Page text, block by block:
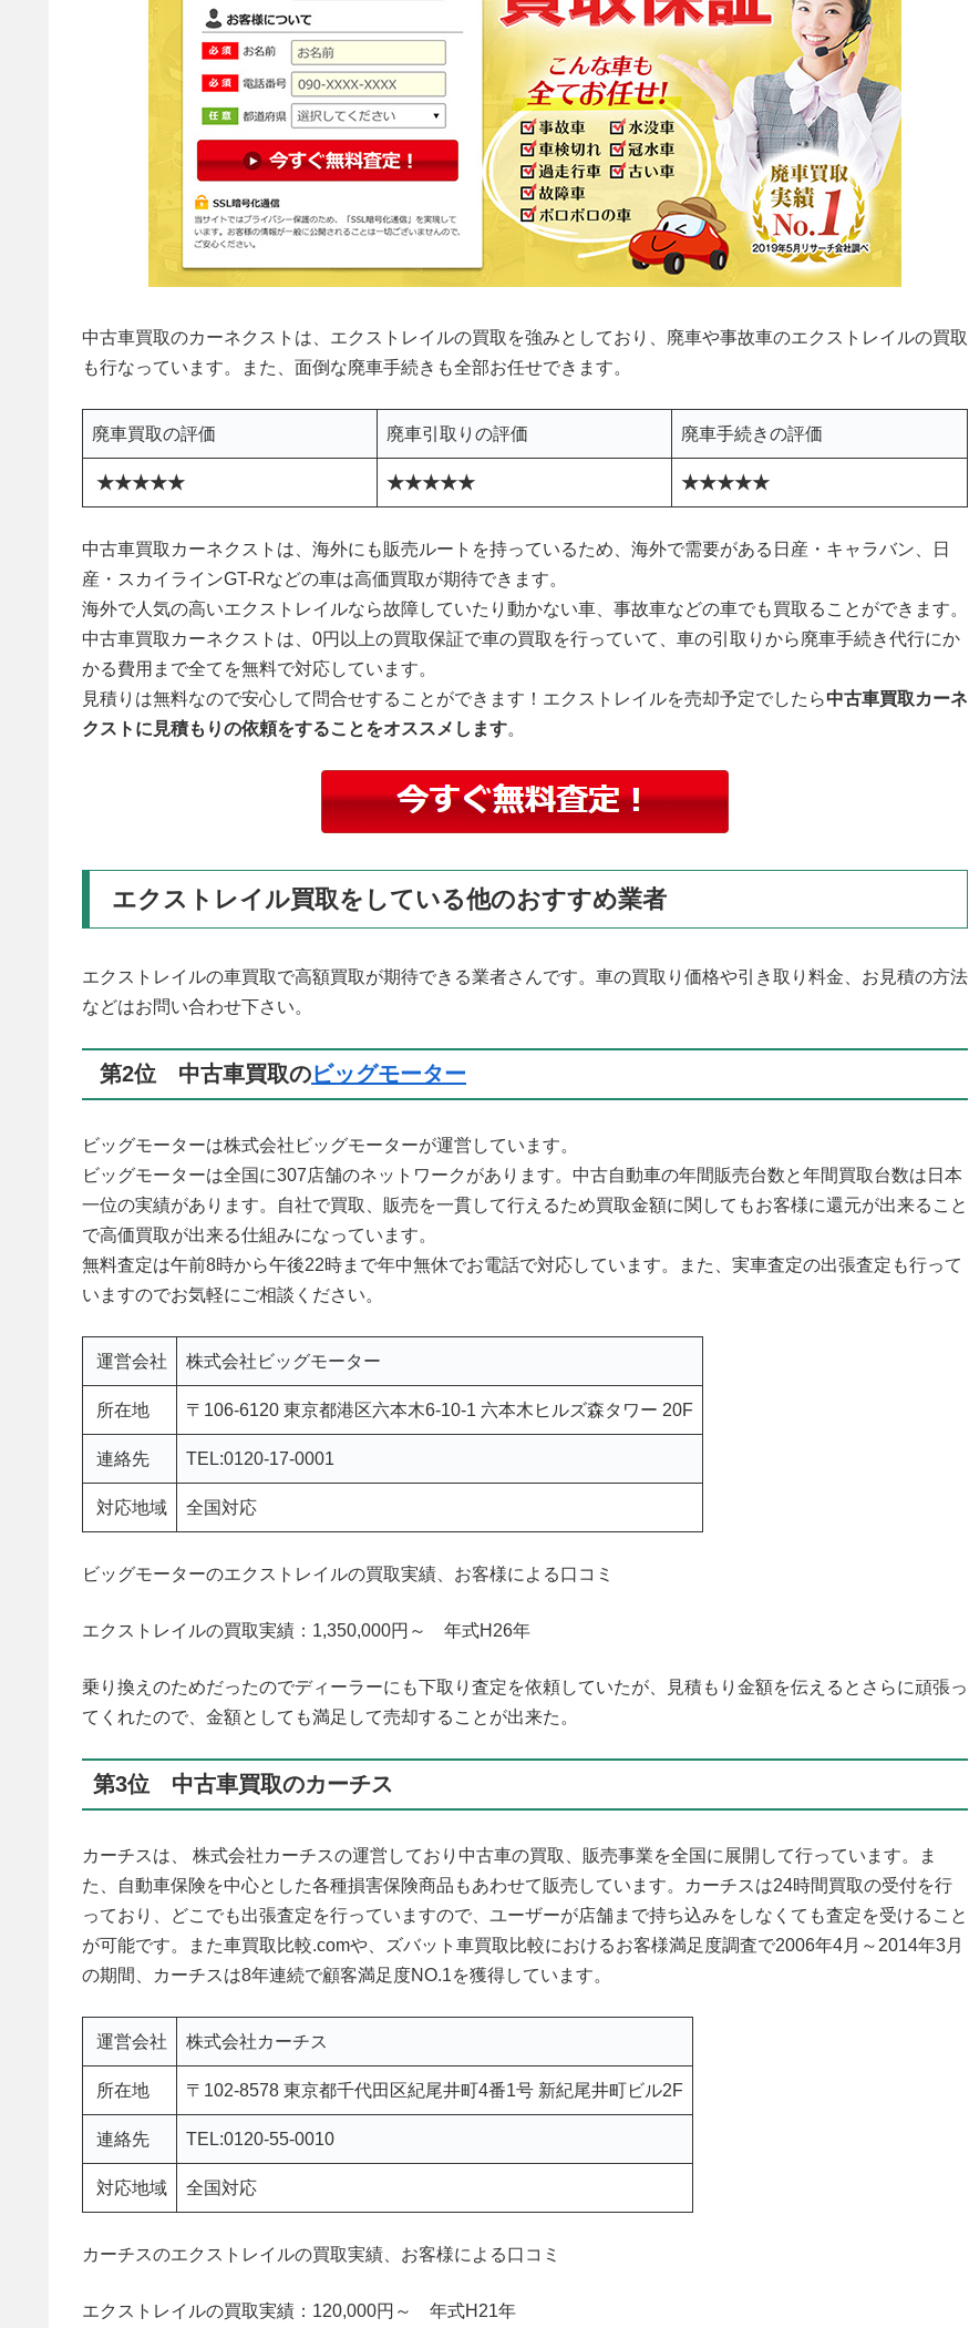
中古車買取のカーネクストは、エクストレイルの買取を強みとしており、廃車や事故車のエクストレイルの買取
も行なっています。また、面倒な廃車手続きも全部お任せできます。
廃車買取の評価 廃車引取りの評価 廃車手続きの評価
★★★★★ ★★★★★ ★★★★★
中古車買取カーネクストは、海外にも販売ルートを持っているため、海外で需要がある日産・キャラバン、日
産・スカイラインGT-Rなどの車は高価買取が期待できます。
海外で人気の高いエクストレイルなら故障していたり動かない車、事故車などの車でも買取ることができます。
中古車買取カーネクストは、0円以上の買取保証で車の買取を行っていて、車の引取りから廃車手続き代行にか
かる費用まで全てを無料で対応しています。
見積りは無料なので安心して問合せすることができます！エクストレイルを売却予定でしたら中古車買取カーネ
クストに見積もりの依頼をすることをオススメします。
エクストレイル買取をしている他のおすすめ業者
エクストレイルの車買取で高額買取が期待できる業者さんです。車の買取り価格や引き取り料金、お見積の方法
などはお問い合わせ下さい。
第2位 中古車買取のビッグモーター
ビッグモーターは株式会社ビッグモーターが運営しています。
ビッグモーターは全国に307店舗のネットワークがあります。中古自動車の年間販売台数と年間買取台数は日本
一位の実績があります。自社で買取、販売を一貫して行えるため買取金額に関してもお客様に還元が出来ること
で高価買取が出来る仕組みになっています。
無料査定は午前8時から午後22時まで年中無休でお電話で対応しています。また、実車査定の出張査定も行って
いますのでお気軽にご相談ください。
運営会社 株式会社ビッグモーター
所在地 〒106-6120 東京都港区六本木6-10-1 六本木ヒルズ森タワー 20F
連絡先 TEL:0120-17-0001
対応地域 全国対応
ビッグモーターのエクストレイルの買取実績、お客様による口コミ
エクストレイルの買取実績：1,350,000円～ 年式H26年
乗り換えのためだったのでディーラーにも下取り査定を依頼していたが、見積もり金額を伝えるとさらに頑張っ
てくれたので、金額としても満足して売却することが出来た。
第3位 中古車買取のカーチス
カーチスは、 株式会社カーチスの運営しており中古車の買取、販売事業を全国に展開して行っています。ま
た、自動車保険を中心とした各種損害保険商品もあわせて販売しています。カーチスは24時間買取の受付を行
っており、どこでも出張査定を行っていますので、ユーザーが店舗まで持ち込みをしなくても査定を受けること
が可能です。また車買取比較.comや、ズバット車買取比較におけるお客様満足度調査で2006年4月～2014年3月
の期間、カーチスは8年連続で顧客満足度NO.1を獲得しています。
運営会社 株式会社カーチス
所在地 〒102-8578 東京都千代田区紀尾井町4番1号 新紀尾井町ビル2F
連絡先 TEL:0120-55-0010
対応地域 全国対応
カーチスのエクストレイルの買取実績、お客様による口コミ
エクストレイルの買取実績：120,000円～ 年式H21年